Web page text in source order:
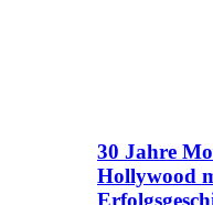
30 Jahre
Hollywood